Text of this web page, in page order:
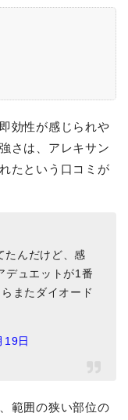
効性が感じられや
さは、アレキサン
たという口コミが
たんだけど、感
デュエットが1番
またダイオード
19日
範囲の狭い部位の